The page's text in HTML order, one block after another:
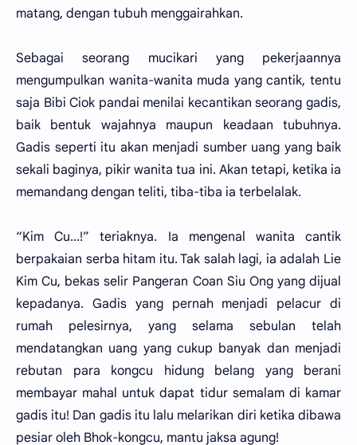
matang, dengan tubuh menggairahkan.
Sebagai seorang mucikari yang pekerjaannya
mengumpulkan wanita-wanita muda yang cantik, tentu
saja Bibi Ciok pandai menilai kecantikan seorang gadis,
baik bentuk wajahnya maupun keadaan tubuhnya.
Gadis seperti itu akan menjadi sumber uang yang baik
sekali baginya, pikir wanita tua ini. Akan tetapi, ketika ia
memandang dengan teliti, tiba-tiba ia terbelalak.
“Kim Cu...!” teriaknya. Ia mengenal wanita cantik
berpakaian serba hitam itu. Tak salah lagi, ia adalah Lie
Kim Cu, bekas selir Pangeran Coan Siu Ong yang dijual
kepadanya. Gadis yang pernah menjadi pelacur di
rumah pelesirnya, yang selama sebulan telah
mendatangkan uang yang cukup banyak dan menjadi
rebutan para kongcu hidung belang yang berani
membayar mahal untuk dapat tidur semalam di kamar
gadis itu! Dan gadis itu lalu melarikan diri ketika dibawa
pesiar oleh Bhok-kongcu, mantu jaksa agung!